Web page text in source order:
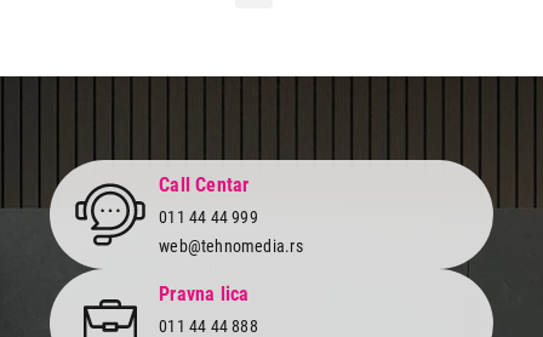
Call Centar
011 44 44 999
web@tehnomedia.rs
Pravna lica
011 44 44 888